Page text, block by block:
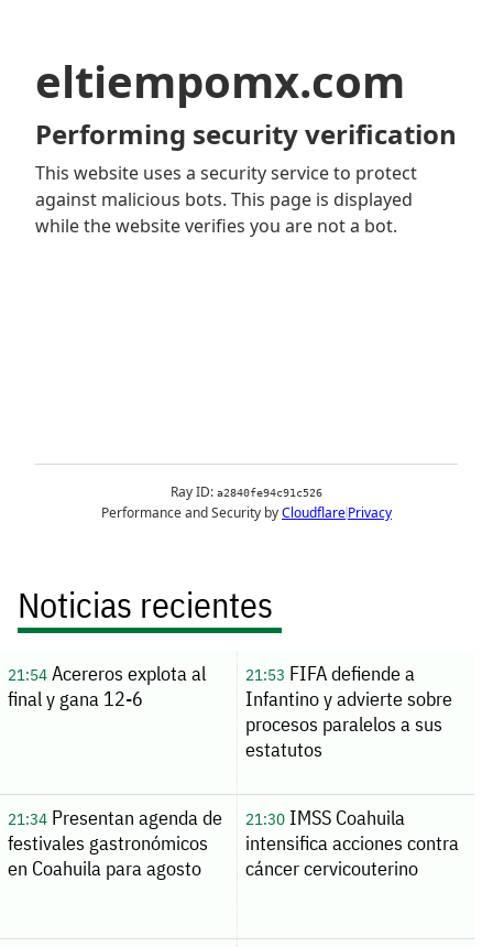
Noticias recientes
21:54Acereros explota al
final y gana 12-6
21:53 FIFA defiende a
Infantino y advierte sobre
procesos paralelos a sus
estatutos
21:34Presentan agenda de
festivales gastronómicos
en Coahuila para agosto
21:30IMSS Coahuila
intensifica acciones contra
cáncer cervicouterino